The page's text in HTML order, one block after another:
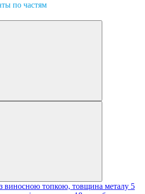
виносною топкою, товщина металу 5